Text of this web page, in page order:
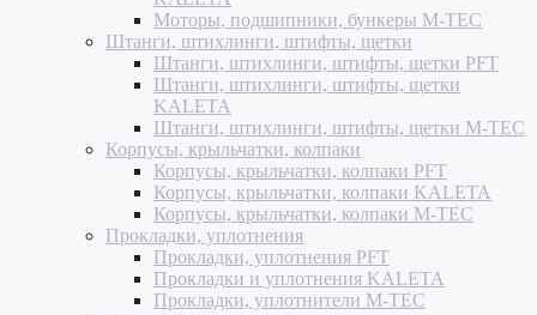
Моторы, подшипники, бункеры M-TEC
Штанги, штихлинги, штифты, щетки
Штанги, штихлинги, штифты, щетки PFT
Штанги, штихлинги, штифты, щетки
KALETA
Штанги, штихлинги, штифты, щетки M-TEC
Корпусы, крыльчатки, колпаки
Корпусы, крыльчатки, колпаки PFT
Корпусы, крыльчатки, колпаки KALETA
Корпусы, крыльчатки, колпаки M-TEC
Прокладки, уплотнения
Прокладки, уплотнения PFT
Прокладки и уплотнения KALETA
Прокладки, уплотнители M-TEC